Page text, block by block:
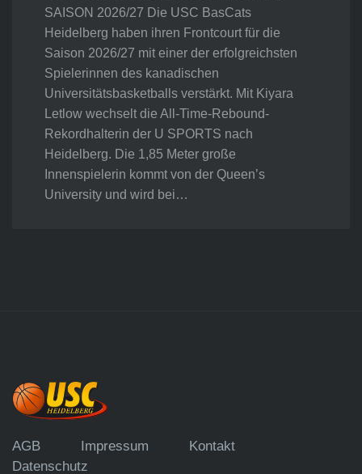
SAISON 2026/27 Die USC BasCats
Heidelberg haben ihren Frontcourt für die
Saison 2026/27 mit einer der erfolgreichsten
Spielerinnen des kanadischen
Universitätsbasketballs verstärkt. Mit Kiyara
Letlow wechselt die All-Time-Rebound-
Rekordhalterin der U SPORTS nach
Heidelberg. Die 1,85 Meter große
Innenspielerin kommt von der Queen’s
University und wird bei…
AGB Impressum
Kontakt
Datenschutz